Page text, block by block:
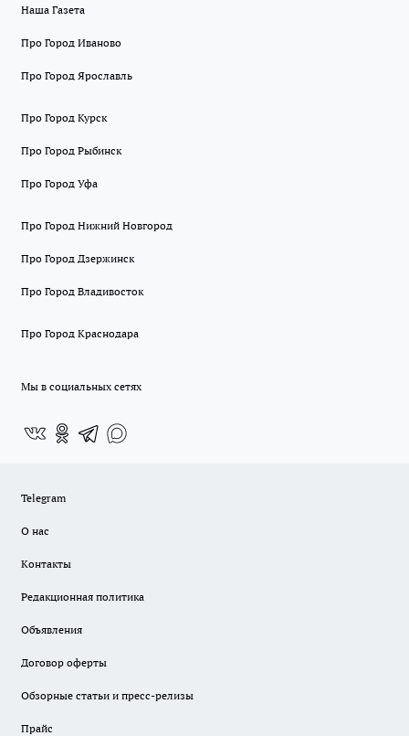
Наша Газета
Про Город Иваново
Про Город Ярославль
Про Город Курск
Про Город Рыбинск
Про Город Уфа
Про Город Нижний Новгород
Про Город Дзержинск
Про Город Владивосток
Про Город Краснодара
Мы в социальных сетях
Telegram
О нас
Контакты
Редакционная политика
Объявления
Договор оферты
Обзорные статьи и пресс-релизы
Прайс